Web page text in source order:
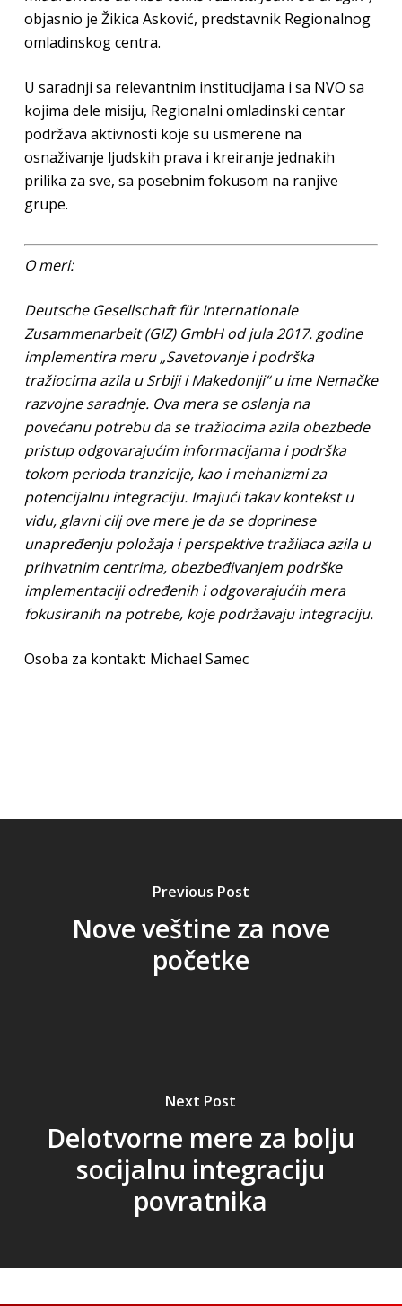
objasnio je Žikica Asković, predstavnik Regionalnog
omladinskog centra.
U saradnji sa relevantnim institucijama i sa NVO sa
kojima dele misiju, Regionalni omladinski centar
podržava aktivnosti koje su usmerene na
osnaživanje ljudskih prava i kreiranje jednakih
prilika za sve, sa posebnim fokusom na ranjive
grupe.
O meri:
Deutsche Gesellschaft für Internationale
Zusammenarbeit (GIZ) GmbH od jula 2017. godine
implementira meru „Savetovanje i podrška
tražiocima azila u Srbiji i Makedoniji“ u ime Nemačke
razvojne saradnje. Ova mera se oslanja na
povećanu potrebu da se tražiocima azila obezbede
pristup odgovarajućim informacijama i podrška
tokom perioda tranzicije, kao i mehanizmi za
potencijalnu integraciju. Imajući takav kontekst u
vidu, glavni cilj ove mere je da se doprinese
unapređenju položaja i perspektive tražilaca azila u
prihvatnim centrima, obezbeđivanjem podrške
implementaciji određenih i odgovarajućih mera
fokusiranih na potrebe, koje podržavaju integraciju.
Osoba za kontakt: Michael Samec
Previous Post
Nove veštine za nove
početke
Next Post
Delotvorne mere za bolju
socijalnu integraciju
povratnika